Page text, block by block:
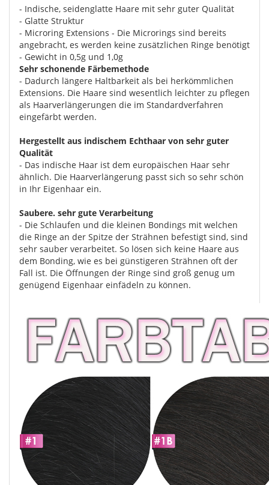
- Indische, seidenglatte Haare mit sehr guter Qualität
- Glatte Struktur
- Microring Extensions - Die Microrings sind bereits
angebracht, es werden keine zusätzlichen Ringe benötigt
- Gewicht in 0,5g und 1,0g
Sehr schonende Färbemethode
- Dadurch längere Haltbarkeit als bei herkömmlichen
Extensions. Die Haare sind wesentlich leichter zu pflegen
als Haarverlängerungen die im Standardverfahren
eingefärbt werden.
Hergestellt aus indischem Echthaar von sehr guter
Qualität
- Das indische Haar ist dem europäischen Haar sehr
ähnlich. Die Haarverlängerung passt sich so sehr schön
in Ihr Eigenhaar ein.
Saubere. sehr gute Verarbeitung
- Die Schlaufen und die kleinen Bondings mit welchen
die Ringe an der Spitze der Strähnen befestigt sind, sind
sehr sauber verarbeitet. So lösen sich keine Haare aus
dem Bonding, wie es bei günstigeren Strähnen oft der
Fall ist. Die Öffnungen der Ringe sind groß genug um
genügend Eigenhaar einfädeln zu können.